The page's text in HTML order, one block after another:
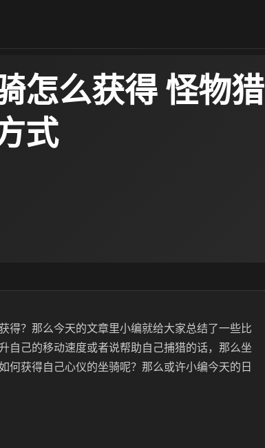
怎么获得 怪物猎
式
得？那么今天的文章里小编就给大家总结了一些比
自己的移动速度或者说帮助自己捕猎的话，那么坐
何获得自己心仪的坐骑呢？那么或许小编今天的日